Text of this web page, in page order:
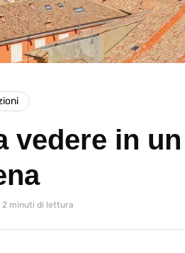
vedere in
2 minuti di lettura